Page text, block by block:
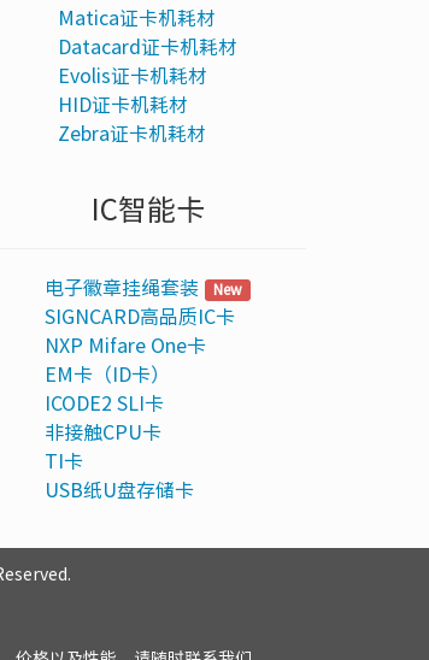
Matica证卡机耗材
Datacard证卡机耗材
Evolis证卡机耗材
HID证卡机耗材
Zebra证卡机耗材
IC智能卡
电子徽章挂绳套装 New
SIGNCARD高品质IC卡
NXP Mifare One卡
EM卡（ID卡）
ICODE2 SLI卡
非接触CPU卡
TI卡
USB纸U盘存储卡